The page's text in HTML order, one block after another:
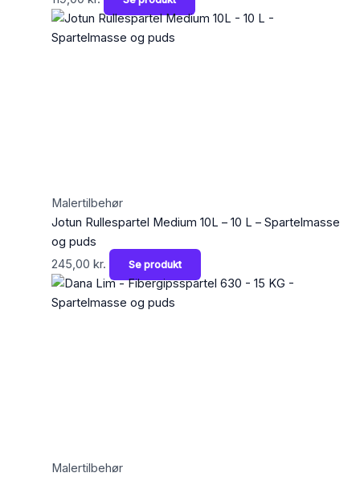
Malertilbehør
Jotun Rullespartel Medium 10L – 10 L – Spartelmasse
og puds
245,00 kr. Se produkt
Malertilbehør